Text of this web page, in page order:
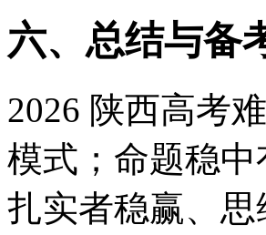
六、总结与备
2026 陕西高考
模式；命题稳
扎实者稳赢、